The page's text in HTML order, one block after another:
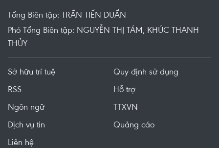
Tổng Biên tập: TRẦN TIẾN DUẨN
Phó Tổng Biên tập: NGUYỄN THỊ TÁM, KHÚC THANH
THỦY
Sở hữu trí tuệ
Quy định sử dụng
RSS
Hỗ trợ
Ngôn ngữ
TTXVN
Dịch vụ tin
Quảng cáo
Liên hệ